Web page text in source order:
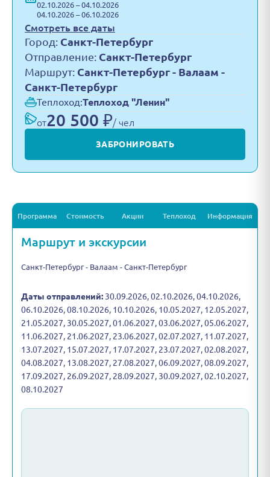
02.10.2026 – 04.10.2026
04.10.2026 – 06.10.2026
Смотреть все даты
Город: Санкт-Петербург
Отправление: Санкт-Петербург
Маршрут: Санкт-Петербург - Валаам -
Санкт-Петербург
Теплоход:Теплоход "Ленин"
от20 500 ₽/ чел
ЗАБРОНИРОВАТЬ
Программа Стоимость Акции Теплоход Информация
Маршрут и экскурсии
Санкт-Петербург - Валаам - Санкт-Петербург
Даты отправлений: 30.09.2026, 02.10.2026, 04.10.2026,
06.10.2026, 08.10.2026, 10.10.2026, 10.05.2027, 12.05.2027,
21.05.2027, 30.05.2027, 01.06.2027, 03.06.2027, 05.06.2027,
11.06.2027, 21.06.2027, 23.06.2027, 02.07.2027, 11.07.2027,
13.07.2027, 15.07.2027, 17.07.2027, 23.07.2027, 02.08.2027,
04.08.2027, 13.08.2027, 27.08.2027, 06.09.2027, 08.09.2027,
17.09.2027, 26.09.2027, 28.09.2027, 30.09.2027, 02.10.2027,
08.10.2027